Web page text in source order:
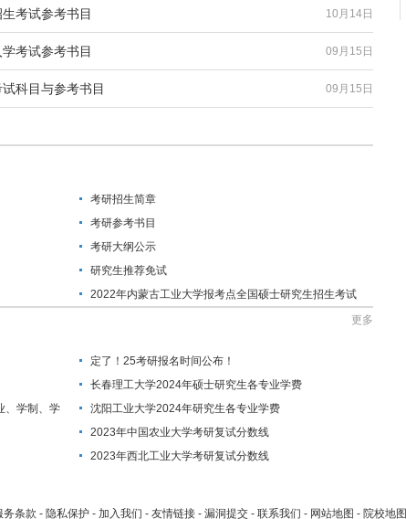
10月14日
考试参考书目
09月15日
考试参考书目
09月15日
科目与参考书目
考研招生简章
考研参考书目
考研大纲公示
研究生推荐免试
2022年内蒙古工业大学报考点全国硕士研究生招生考试
更多
定了！25考研报名时间公布！
长春理工大学2024年硕士研究生各专业学费
、学制、学
沈阳工业大学2024年研究生各专业学费
2023年中国农业大学考研复试分数线
2023年西北工业大学考研复试分数线
务条款 - 隐私保护 - 加入我们 - 友情链接 - 漏洞提交 - 联系我们 - 网站地图 - 院校地图